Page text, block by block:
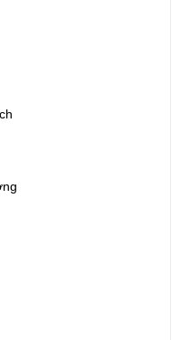
hỗ trợ, tái định cư khi